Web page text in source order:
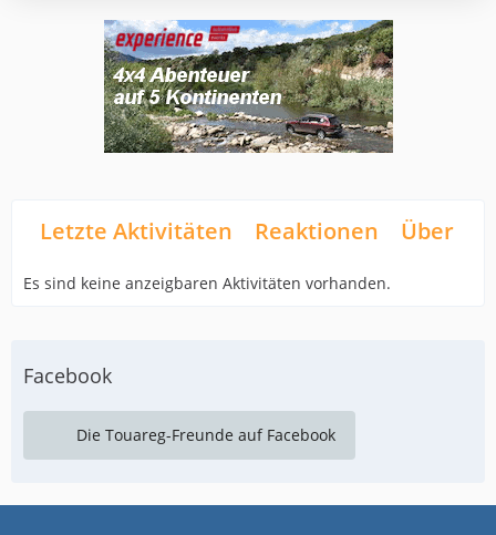
Letzte Aktivitäten Reaktionen Über
Es sind keine anzeigbaren Aktivitäten vorhanden.
Facebook
Die Touareg-Freunde auf Facebook